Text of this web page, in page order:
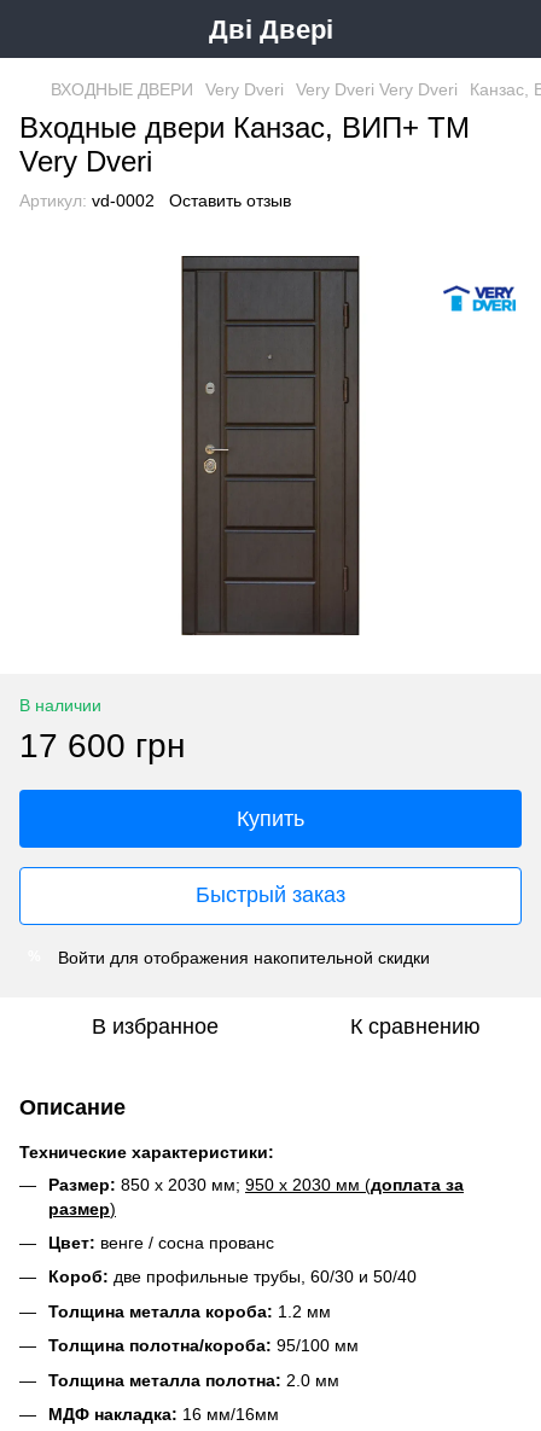
Дві Двері
ВХОДНЫЕ ДВЕРИ Very Dveri Very Dveri Very Dveri Канзас,
Входные двери Канзас, ВИП+ ТМ
Very Dveri
Артикул: vd-0002 Оставить отзыв
В наличии
17 600 грн
Купить
Быстрый заказ
Войти для отображения накопительной скидки
В избранное К сравнению
Описание
Технические характеристики:
Размер: 850 х 2030 мм; 950 х 2030 мм (доплата за
размер)
Цвет: венге / сосна прованс
Короб: две профильные трубы, 60/30 и 50/40
Толщина металла короба: 1.2 мм
Толщина полотна/короба: 95/100 мм
Толщина металла полотна: 2.0 мм
МДФ накладка: 16 мм/16мм